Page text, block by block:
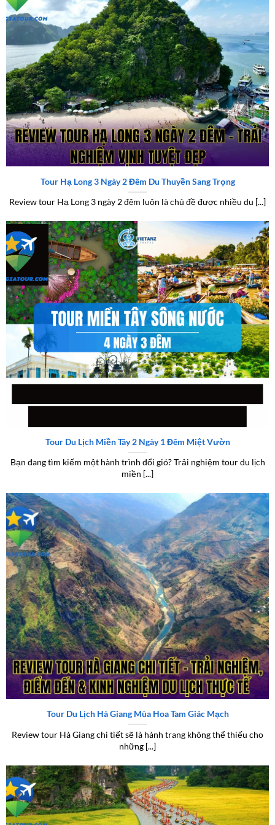
việc lựa chọn và tránh những sai lầm không đáng có.
Nguồn xem review & đánh giá tour uy tín
Hội nhóm và diễn đàn du lịch
Các cộng đồng du lịch thường chia sẻ kinh nghiệm thực tế, hình
ảnh thật và đánh giá khách quan. Bạn cũng có thể đặt câu hỏi để
nhận tư vấn nhanh chóng từ những người đã từng trải nghiệm.
Xem thêm:Review tour miền Tây 2 ngày 1 đêm
Website review chuyên sâu
Các website chuyên đánh giá tour cung cấp thông tin có hệ thống,
chi tiết và đáng tin cậy hơn, giúp bạn dễ dàng so sánh và lựa chọn.
Kết luận
Review & Đánh Giá Tourlà công cụ quan trọng giúp bạn lựa chọn
hành trình phù hợp, tiết kiệm chi phí và đảm bảo trải nghiệm tốt
nhất.
Truy cập ngaytour du lịchđể khám phá thêm nhiều thông tin hữu
ích và cập nhật các chương trình tour mới nhất.
Review tour Hạ Long 3 ngày 2 đêm – trải nghiệm vịnh tuyệt
đẹp
Tour Hạ Long 3 Ngày 2 Đêm Du Thuyền Sang Trọng
Review tour Hạ Long 3 ngày 2 đêm luôn là chủ đề được nhiều du [...]
Review tour miền Tây 2 ngày 1 đêm – Trải nghiệm thực tế và
điểm đến nổi bật
Tour Du Lịch Miền Tây 2 Ngày 1 Đêm Miệt Vườn
Bạn đang tìm kiếm một hành trình đổi gió? Trải nghiệm tour du lịch
miền [...]
Review tour Hà Giang chi tiết – Trải nghiệm, điểm đến & kinh
nghiệm du lịch thực tế
Tour Du Lịch Hà Giang Mùa Hoa Tam Giác Mạch
Review tour Hà Giang chi tiết sẽ là hành trang không thể thiếu cho
những [...]